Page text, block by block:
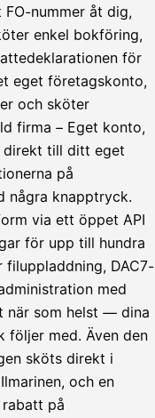
maksua Kun
nummer åt dig,
enkel bokföring,
för
eget företagskonto,
och sköter
firma – Eget konto,
direkt till ditt eget
på
några knapptryck.
via ett öppet API
för upp till hundra
filuppladdning, DAC7-
med
när som helst — dina
följer med. Även den
sköts direkt i
och en
på